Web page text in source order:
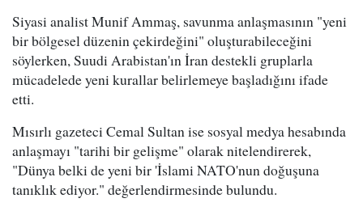
Siyasi analist Munif Ammaş, savunma anlaşmasının "yeni
bir bölgesel düzenin çekirdeğini" oluşturabileceğini
söylerken, Suudi Arabistan'ın İran destekli gruplarla
mücadelede yeni kurallar belirlemeye başladığını ifade
etti.
Mısırlı gazeteci Cemal Sultan ise sosyal medya hesabında
anlaşmayı "tarihi bir gelişme" olarak nitelendirerek,
"Dünya belki de yeni bir 'İslami NATO'nun doğuşuna
tanıklık ediyor." değerlendirmesinde bulundu.